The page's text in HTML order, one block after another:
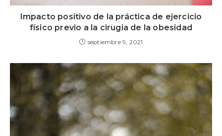
Impacto positivo de la práctica de ejercicio
físico previo a la cirugia de la obesidad
septiembre 9, 2021